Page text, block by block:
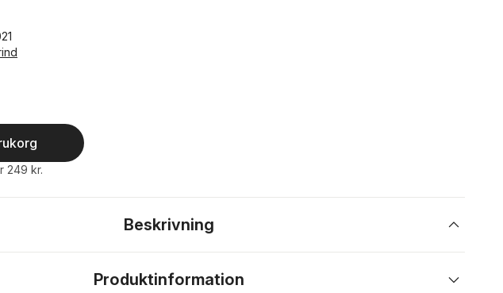
antal röster:
249 kr.
Beskrivning
Produktinformation